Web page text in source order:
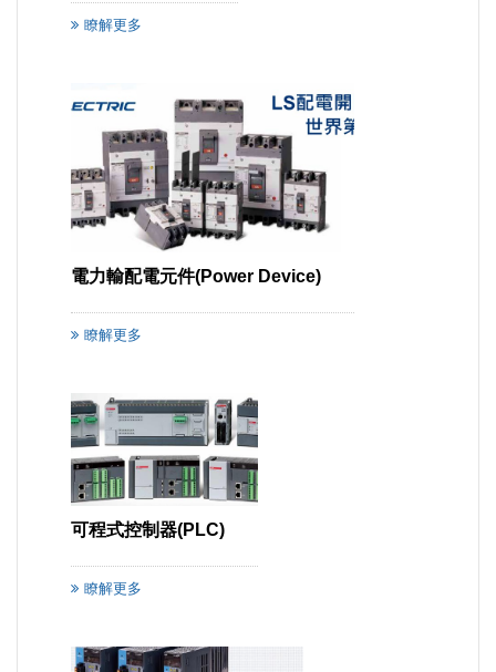
瞭解更多
電力輸配電元件(Power Device)
瞭解更多
可程式控制器(PLC)
瞭解更多